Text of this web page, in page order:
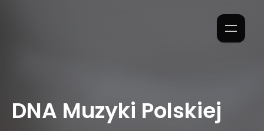
DNA Muzyki Polskiej